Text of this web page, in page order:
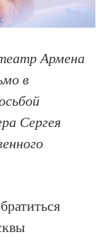
Армена
в
Сергея